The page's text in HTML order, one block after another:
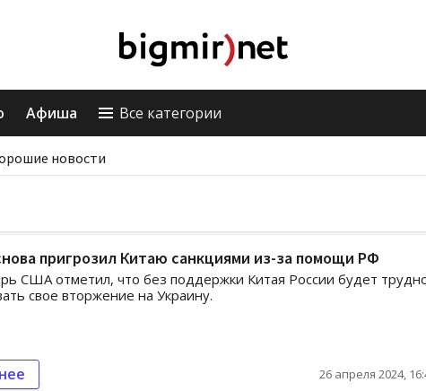
Афиша Все категории
новости
пригрозил Китаю санкциями из-за помощи РФ
США отметил, что без поддержки Китая России будет
свое вторжение на Украину.
26 апреля 2024,